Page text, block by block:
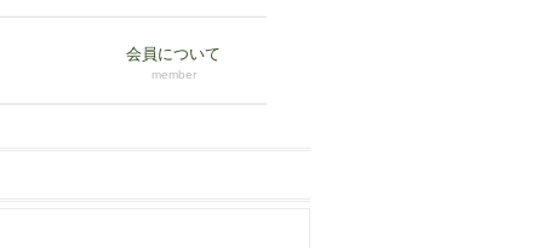
会員について
member